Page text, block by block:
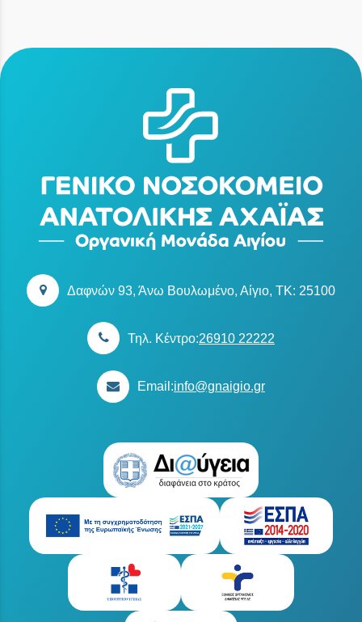
Δαφνών 93, Άνω Βουλωμένο, Αίγιο, TK: 25100
Τηλ. Κέντρο:26910 22222
Email:info@gnaigio.gr